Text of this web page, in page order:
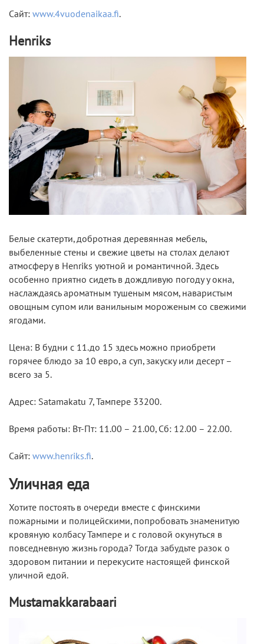
Сайт: www.4vuodenaikaa.fi.
Henriks
Белые скатерти, добротная деревянная мебель,
выбеленные стены и свежие цветы на столах делают
атмосферу в Henriks уютной и романтичной. Здесь
особенно приятно сидеть в дождливую погоду у окна,
наслаждаясь ароматным тушеным мясом, наваристым
овощным супом или ванильным мороженым со свежими
ягодами.
Цена: В будни с 11.до 15 здесь можно приобрети
горячее блюдо за 10 евро, а суп, закуску или десерт –
всего за 5.
Адрес: Satamakatu 7, Тампере 33200.
Время работы: Вт-Пт: 11.00 – 21.00, Сб: 12.00 – 22.00.
Сайт: www.henriks.fi.
Уличная еда
Хотите постоять в очереди вместе с финскими
пожарными и полицейскими, попробовать знаменитую
кровяную колбасу Тампере и с головой окунуться в
повседневную жизнь города? Тогда забудьте разок о
здоровом питании и перекусите настоящей финской
уличной едой.
Mustamakkarabaari